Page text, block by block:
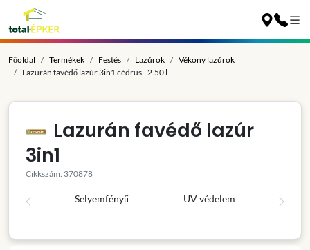
Főoldal Termékek Festés Lazúrok
Vékony lazúrok
Lazurán favédő lazúr 3in1 cédrus - 2.50 l
Lazurán favédő lazúr
3in1
Cikkszám: 370878
Selyemfényű UV védelem